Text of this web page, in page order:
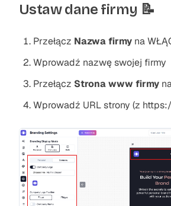
Ustaw dane firmy 📝
Przełącz Nazwa firmy na
Wprowadź nazwę swojej firmy
Przełącz Strona www firmy
Wprowadź URL strony (z